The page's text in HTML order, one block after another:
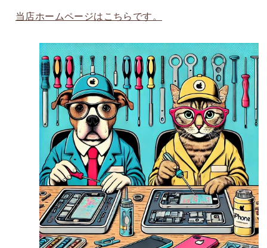
当店ホームページはこちらです。